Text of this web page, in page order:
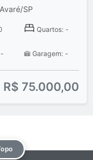
SP
Quartos: -
Garagem: -
R$ 75.000,00